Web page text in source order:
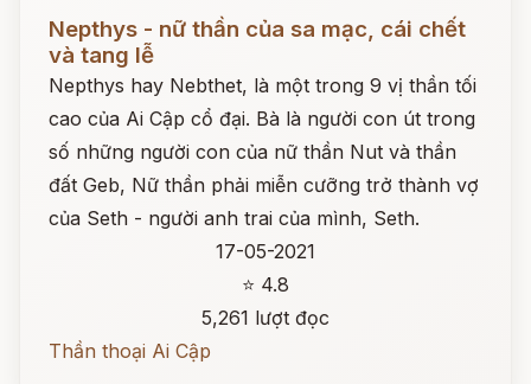
Nepthys - nữ thần của sa mạc, cái chết
và tang lễ
Nepthys hay Nebthet, là một trong 9 vị thần tối
cao của Ai Cập cổ đại. Bà là người con út trong
số những người con của nữ thần Nut và thần
đất Geb, Nữ thần phải miễn cưỡng trở thành vợ
của Seth - người anh trai của mình, Seth.
17-05-2021
⭐ 4.8
5,261 lượt đọc
Thần thoại Ai Cập